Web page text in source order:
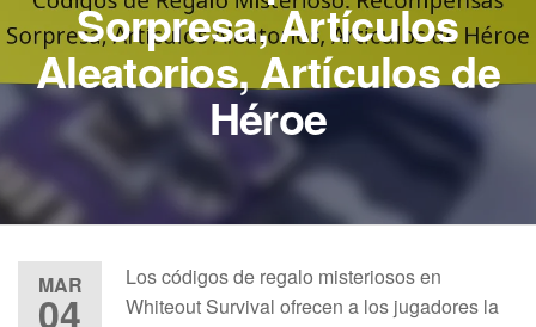
Sorpresa, Artículos
Aleatorios, Artículos de
Héroe
MAR
04
Los códigos de regalo misteriosos en
Whiteout Survival ofrecen a los jugadores la